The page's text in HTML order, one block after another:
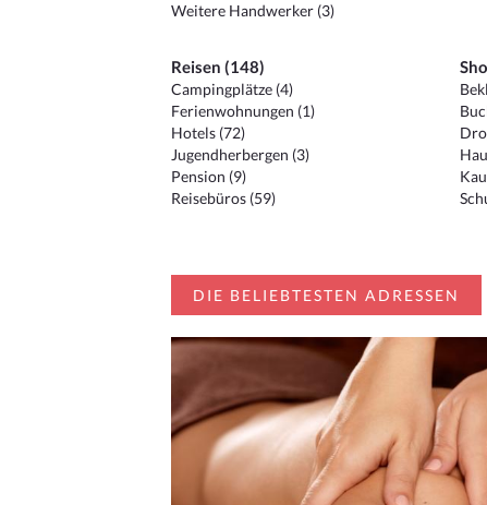
Weitere Handwerker (3)
Reisen (148)
Campingplätze (4)
Ferienwohnungen (1)
Hotels (72)
Jugendherbergen (3)
Pension (9)
Reisebüros (59)
DIE BELIEBTESTEN ADRESSEN